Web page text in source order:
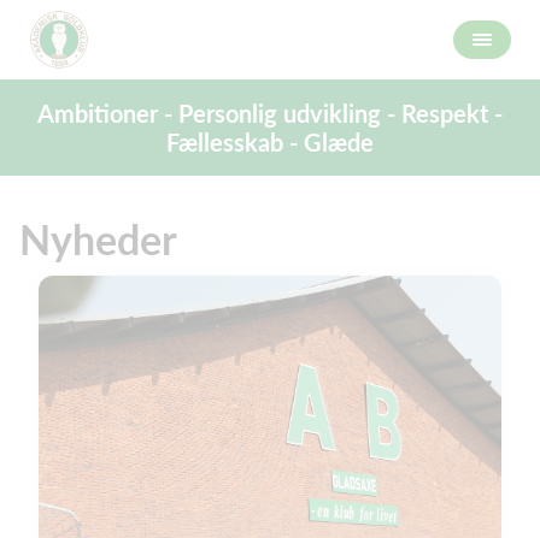
Ambitioner - Personlig udvikling - Respekt -
Fællesskab - Glæde
Nyheder